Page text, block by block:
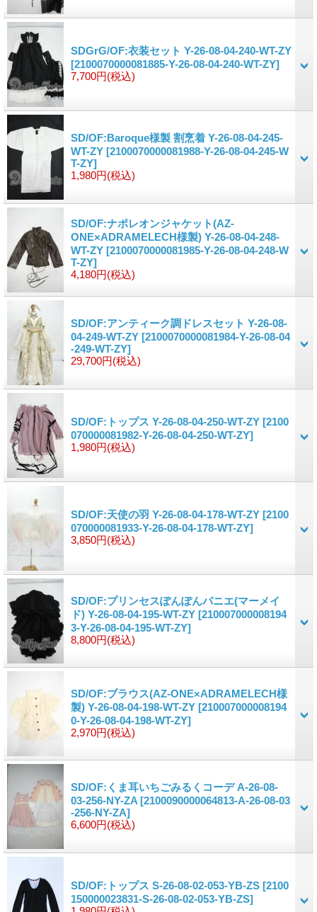
SDGrG/OF:衣装セット Y-26-08-04-240-WT-ZY
[2100070000081885-Y-26-08-04-240-WT-ZY]
7,700円(税込)
SD/OF:Baroque様製 割烹着 Y-26-08-04-245-
WT-ZY [2100070000081988-Y-26-08-04-245-W
T-ZY]
1,980円(税込)
SD/OF:ナポレオンジャケット(AZ-
ONE×ADRAMELECH様製) Y-26-08-04-248-
WT-ZY [2100070000081985-Y-26-08-04-248-W
T-ZY]
4,180円(税込)
SD/OF:アンティーク調ドレスセット Y-26-08-
04-249-WT-ZY [2100070000081984-Y-26-08-04
-249-WT-ZY]
29,700円(税込)
SD/OF:トップス Y-26-08-04-250-WT-ZY [2100
070000081982-Y-26-08-04-250-WT-ZY]
1,980円(税込)
SD/OF:天使の羽 Y-26-08-04-178-WT-ZY [2100
070000081933-Y-26-08-04-178-WT-ZY]
3,850円(税込)
SD/OF:プリンセスぽんぽんパニエ(マーメイ
ド) Y-26-08-04-195-WT-ZY [210007000008194
3-Y-26-08-04-195-WT-ZY]
8,800円(税込)
SD/OF:ブラウス(AZ-ONE×ADRAMELECH様
製) Y-26-08-04-198-WT-ZY [210007000008194
0-Y-26-08-04-198-WT-ZY]
2,970円(税込)
SD/OF:くま耳いちごみるくコーデ A-26-08-
03-256-NY-ZA [2100090000064813-A-26-08-03
-256-NY-ZA]
6,600円(税込)
SD/OF:トップス S-26-08-02-053-YB-ZS [2100
150000023831-S-26-08-02-053-YB-ZS]